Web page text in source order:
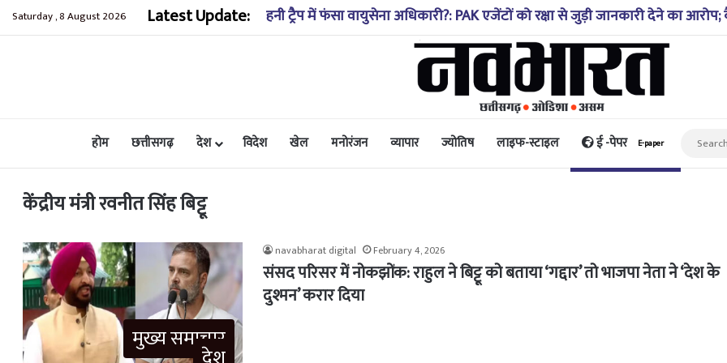
Saturday , 8 August 2026 Latest Update: लंबित मुकदमों की स्थिति 10-20 साल पहले जैसी नहीं, प्रौद्योगिकी से मिले बहुत अच्छे
होम छत्तीसगढ़ देश विदेश खेल मनोरंजन व्यापार ज्योतिष लाइफ-स्टाइल ई -पेपर E-paper
केंद्रीय मंत्री रवनीत सिंह बिट्टू
मुख्य समाचार
navabharat digital February 4, 2026
संसद परिसर में नोकझोंक: राहुल ने बिट्टू को बताया ‘गद्दार’ तो भाजपा नेता ने ‘देश के
दुश्मन’ करार दिया